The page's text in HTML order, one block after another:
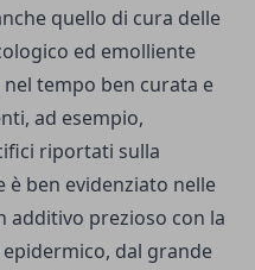
quello di cura delle
ed emolliente
tempo ben curata e
ad esempio,
riportati sulla
ben evidenziato nelle
additivo prezioso con la
dal grande